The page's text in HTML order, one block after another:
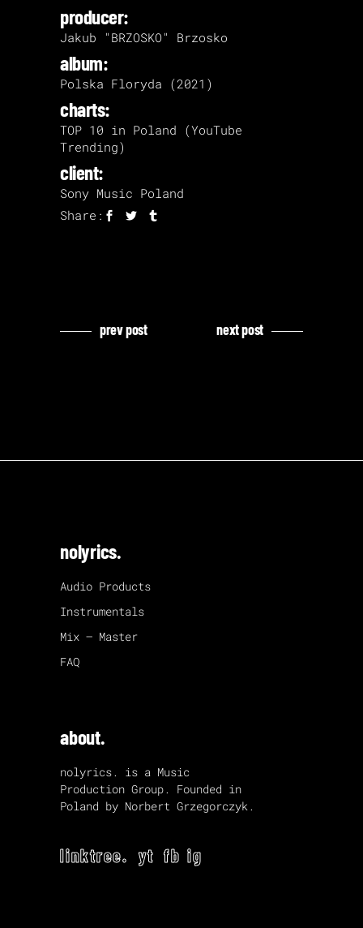
producer:
Jakub "BRZOSKO" Brzosko
album:
Polska Floryda (2021)
charts:
TOP 10 in Poland (YouTube
Trending)
client:
Sony Music Poland
Share:
prev post next post
nolyrics.
Audio Products
Instrumentals
Mix – Master
FAQ
about.
nolyrics. is a Music
Production Group. Founded in
Poland by Norbert Grzegorczyk.
linktree. yt fb ig